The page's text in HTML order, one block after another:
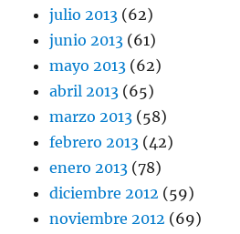
julio 2013 (62)
junio 2013 (61)
mayo 2013 (62)
abril 2013 (65)
marzo 2013 (58)
febrero 2013 (42)
enero 2013 (78)
diciembre 2012 (59)
noviembre 2012 (69)